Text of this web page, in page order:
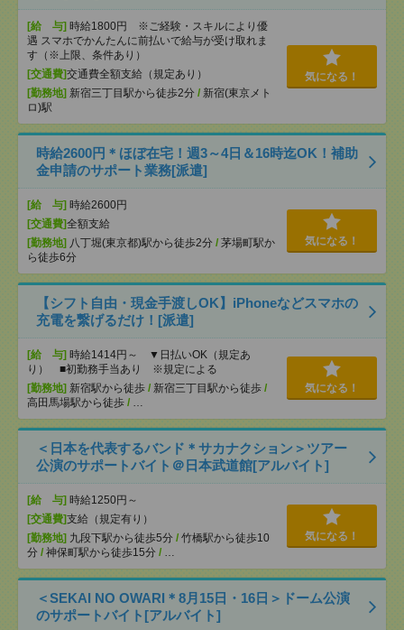
[給 与] 時給1800円 ※ご経験・スキルにより優
遇 スマホでかんたんに前払いで給与が受け取れま
す（※上限、条件あり）
[交通費]交通費全額支給（規定あり）
[勤務地] 新宿三丁目駅から徒歩2分 / 新宿(東京メト
ロ)駅
気になる！
時給2600円＊ほぼ在宅！週3～4日＆16時迄OK！補助
金申請のサポート業務[派遣]
[給 与] 時給2600円
[交通費]全額支給
[勤務地] 八丁堀(東京都)駅から徒歩2分 / 茅場町駅か
ら徒歩6分
気になる！
【シフト自由・現金手渡しOK】iPhoneなどスマホの
充電を繋げるだけ！[派遣]
[給 与] 時給1414円～ ▼日払いOK（規定あ
り） ■初勤務手当あり ※規定による
[勤務地] 新宿駅から徒歩 / 新宿三丁目駅から徒歩 /
高田馬場駅から徒歩 / …
気になる！
＜日本を代表するバンド＊サカナクション＞ツアー
公演のサポートバイト＠日本武道館[アルバイト]
[給 与] 時給1250円～
[交通費]支給（規定有り）
[勤務地] 九段下駅から徒歩5分 / 竹橋駅から徒歩10
分 / 神保町駅から徒歩15分 / …
気になる！
＜SEKAI NO OWARI＊8月15日・16日＞ドーム公演
のサポートバイト[アルバイト]